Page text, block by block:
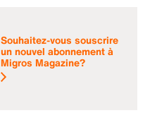
Souhaitez-vous souscrire
un nouvel abonnement à
Migros Magazine?